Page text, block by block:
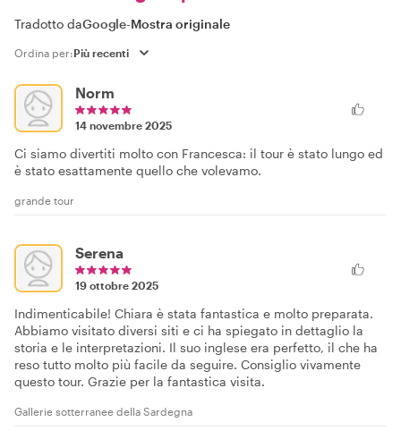
Tradotto daGoogle-Mostra originale
Ordina per:
Norm
14 novembre 2025
Ci siamo divertiti molto con Francesca: il tour è stato lungo ed
è stato esattamente quello che volevamo.
grande tour
Serena
19 ottobre 2025
Indimenticabile! Chiara è stata fantastica e molto preparata.
Abbiamo visitato diversi siti e ci ha spiegato in dettaglio la
storia e le interpretazioni. Il suo inglese era perfetto, il che ha
reso tutto molto più facile da seguire. Consiglio vivamente
questo tour. Grazie per la fantastica visita.
Gallerie sotterranee della Sardegna